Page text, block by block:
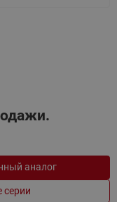
аналог
серии